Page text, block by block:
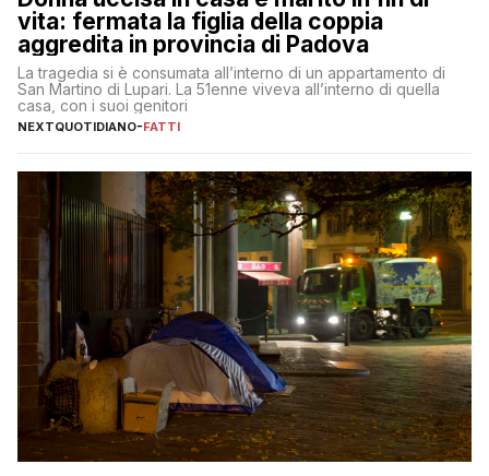
vita: fermata la figlia della coppia
aggredita in provincia di Padova
La tragedia si è consumata all’interno di un appartamento di
San Martino di Lupari. La 51enne viveva all’interno di quella
casa, con i suoi genitori
NEXTQUOTIDIANO-FATTI